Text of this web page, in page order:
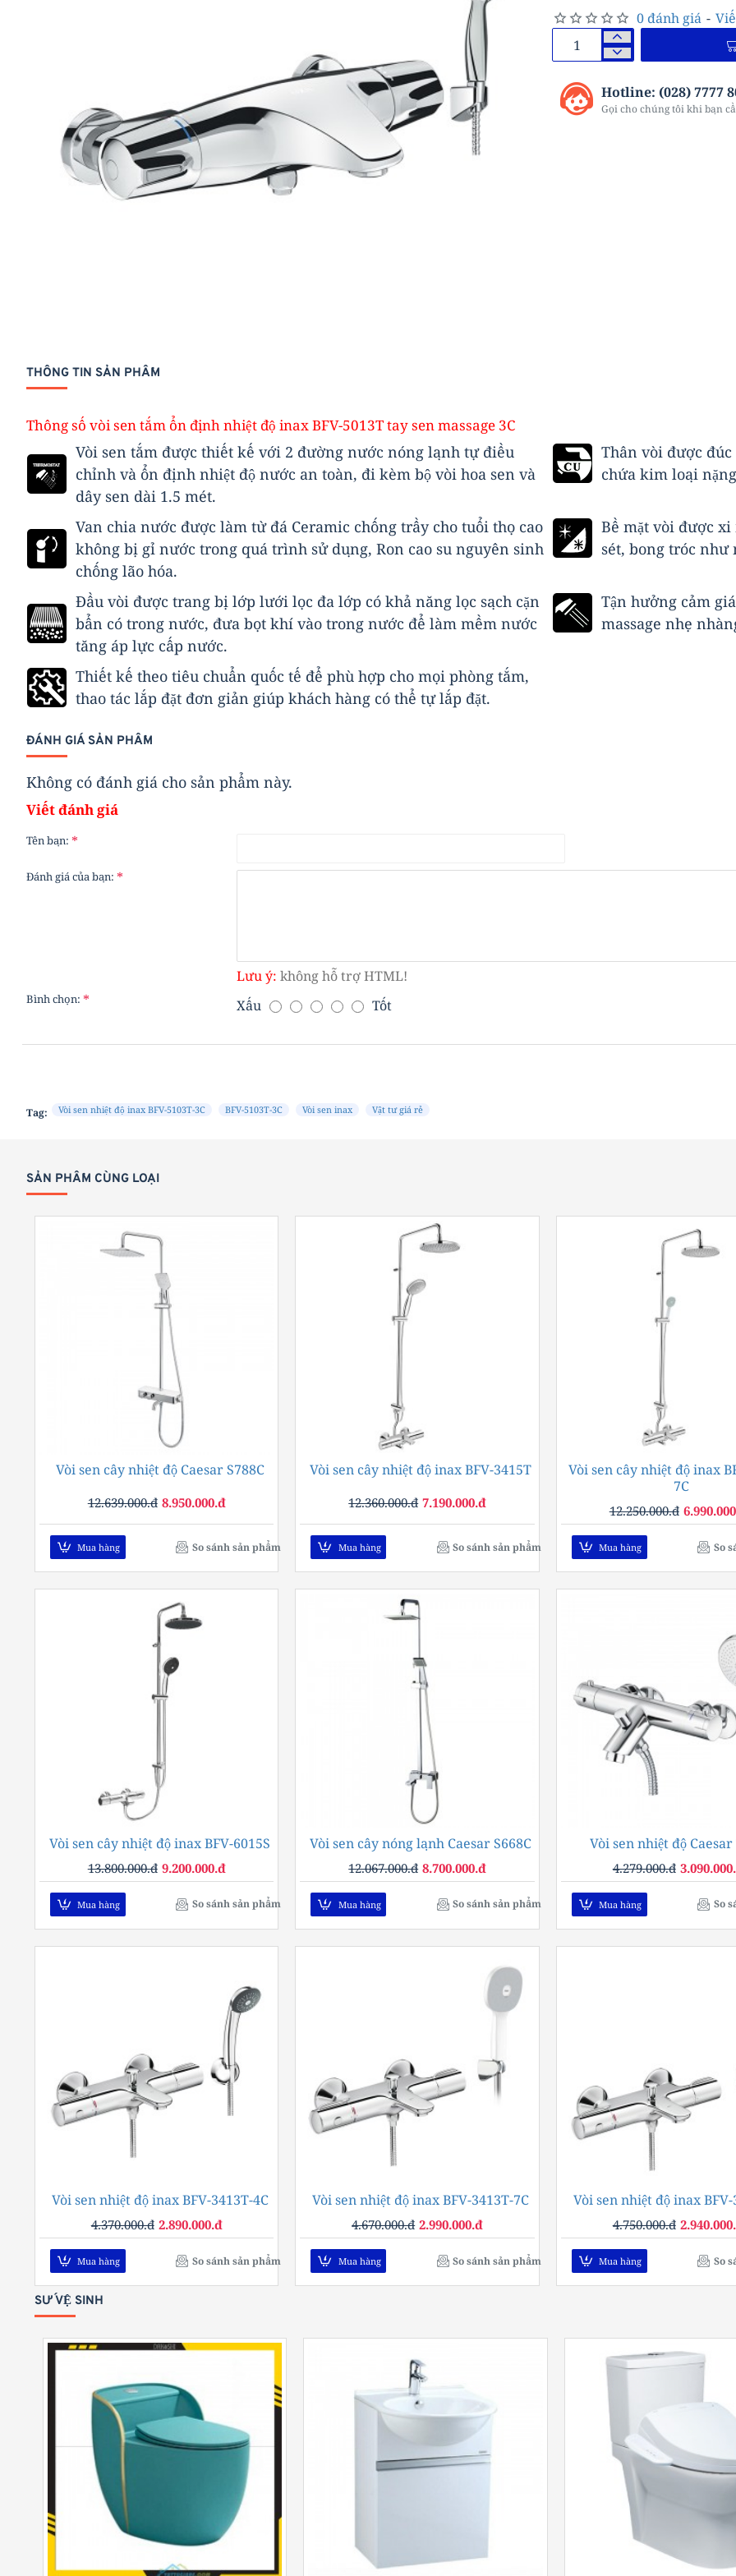
0 đánh giá -
Hotline: (028) 7777
Gọi cho chúng tôi khi bạn
THÔNG TIN SẢN PHẨM
Thông số vòi sen tắm ổn định nhiệt độ inax BFV-5013T tay sen massage 3C
Vòi sen tắm được thiết kế với 2 đường nước nóng lạnh tự điều
chỉnh và ổn định nhiệt độ nước an toàn, đi kèm bộ vòi hoa sen và
dây sen dài 1.5 mét.
Thân vòi được
chứa kim loại
Van chia nước được làm từ đá Ceramic chống trầy cho tuổi thọ cao
không bị gỉ nước trong quá trình sử dụng, Ron cao su nguyên sinh
chống lão hóa.
Bề mặt vòi được
sét, bong tróc
Đầu vòi được trang bị lớp lưới lọc đa lớp có khả năng lọc sạch cặn
bẩn có trong nước, đưa bọt khí vào trong nước để làm mềm nước
tăng áp lực cấp nước.
Tận hưởng cảm
massage nhẹ
Thiết kế theo tiêu chuẩn quốc tế để phù hợp cho mọi phòng tắm,
thao tác lắp đặt đơn giản giúp khách hàng có thể tự lắp đặt.
ĐÁNH GIÁ SẢN PHẨM
Không có đánh giá cho sản phẩm này.
Viết đánh giá
Tên bạn:
Đánh giá của bạn:
Lưu ý: không hỗ trợ HTML!
N
Ọ
Bình chọn: Xấu Tốt
Tag: Vòi sen nhiệt độ inax BFV-5103T-3C BFV-5103T-3C Vòi sen inax Vật tư giá rẻ
SẢN PHẨM CÙNG LOẠI
-29%
Vòi sen cây nhiệt độ Caesar S788C
8.950.000.đ
12.639.000.đ
Mua hàng So sánh sản phẩm
-42%
Vòi sen cây nhiệt độ inax BFV-3415T
7.190.000.đ
12.360.000.đ
Mua hàng So sánh sản phẩm
Vòi sen cây nhiệt độ inax
7C
12.250.000.đ
Mua hàng So
-33%
Vòi sen cây nhiệt độ inax BFV-6015S
9.200.000.đ
13.800.000.đ
Mua hàng So sánh sản phẩm
-28%
Vòi sen cây nóng lạnh Caesar S668C
8.700.000.đ
12.067.000.đ
Mua hàng So sánh sản phẩm
Vòi sen nhiệt độ Caesar
4.279.000.đ
Mua hàng So
-34%
Vòi sen nhiệt độ inax BFV-3413T-4C
2.890.000.đ
4.370.000.đ
Mua hàng So sánh sản phẩm
-36%
Vòi sen nhiệt độ inax BFV-3413T-7C
2.990.000.đ
4.670.000.đ
Mua hàng So sánh sản phẩm
Vòi sen nhiệt độ inax BFV-
4.750.000.đ
Mua hàng So
SỨ VỆ SINH